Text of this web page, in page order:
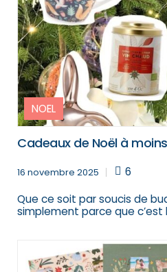
NOEL
Cadeaux de Noël à
16 novembre 2025
6
Que ce soit par soucis de
simplement parce que c’est